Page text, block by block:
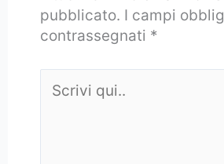
pubblicato. I campi
contrassegnati *
qui..